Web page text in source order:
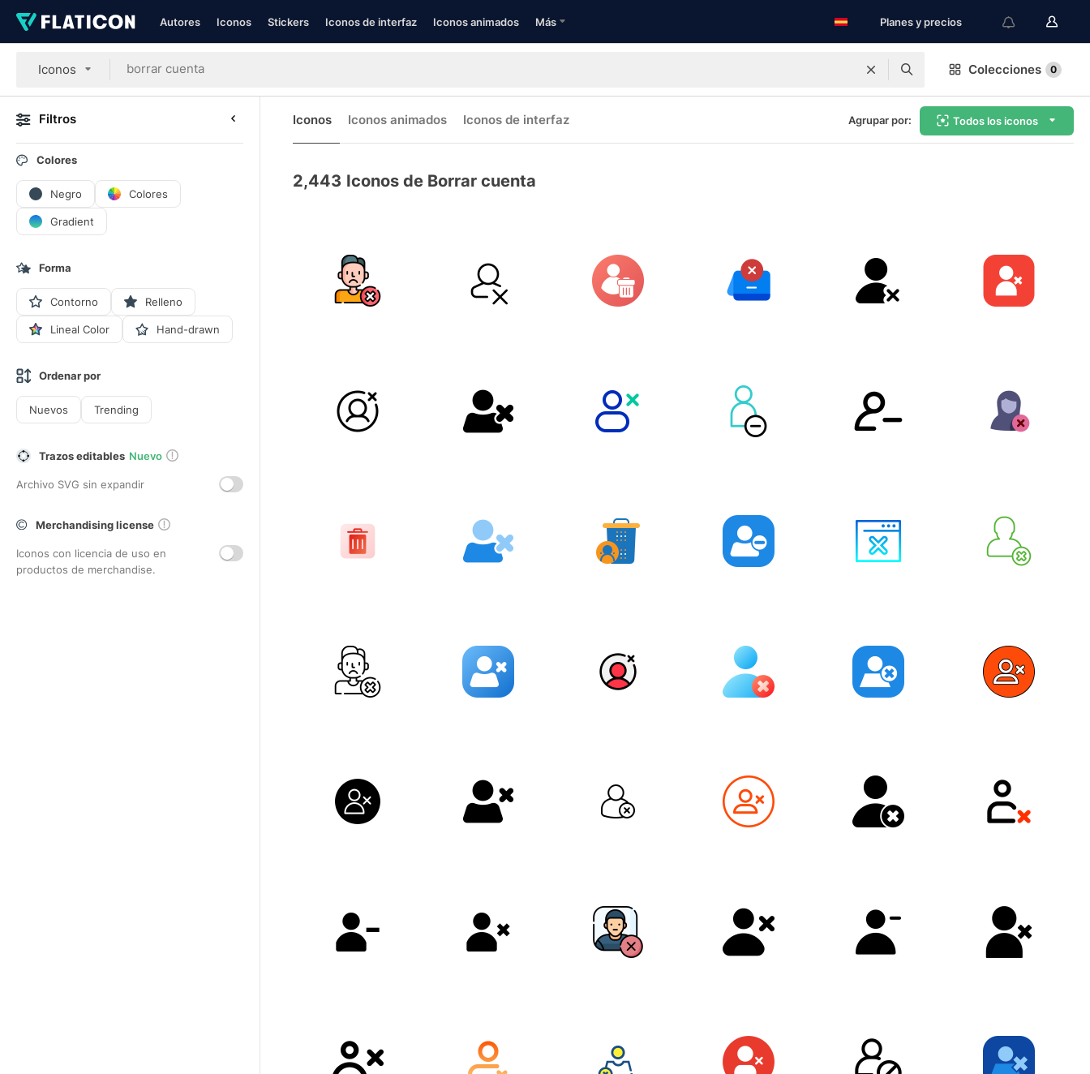
Autores Iconos Stickers Iconos de interfaz Iconos animados Más Planes y precios
Iconos Colecciones 0
Filtros
Colores
Negro Colores
Gradient
Forma
Contorno Relleno
Lineal Color Hand-drawn
Ordenar por
Nuevos Trending
Trazos editables Nuevo
Archivo SVG sin expandir
Merchandising license
Iconos con licencia de uso en
productos de merchandise.
Iconos Iconos animados Iconos de interfaz Agrupar por: Todos los iconos
2,443 Iconos de Borrar cuenta